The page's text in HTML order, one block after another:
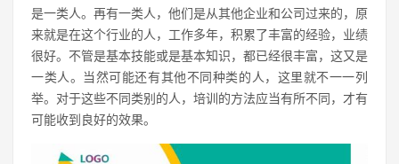
是一类人。再有一类人，他们是从其他企业和公司过来的，原
来就是在这个行业的人，工作多年，积累了丰富的经验，业绩
很好。不管是基本技能或是基本知识，都已经很丰富，这又是
一类人。当然可能还有其他不同种类的人，这里就不一一列
举。对于这些不同类别的人，培训的方法应当有所不同，才有
可能收到良好的效果。